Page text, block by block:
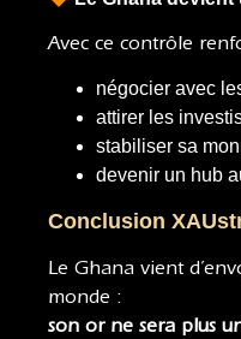
Avec ce contrôle
négocier avec
attirer les
stabiliser sa
devenir un hub
Conclusion
Le Ghana vient
monde :
son or ne sera plus